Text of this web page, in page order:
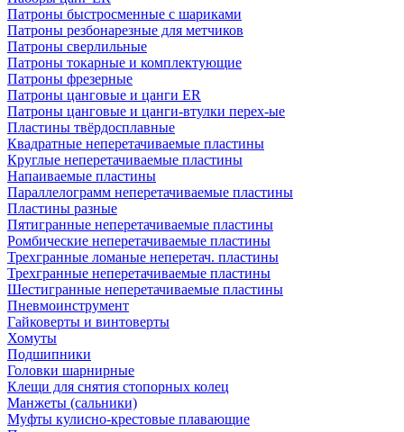
Патроны быстросменные с шариками
Патроны резбонарезные для метчиков
Патроны сверлильные
Патроны токарные и комплектующие
Патроны фрезерные
Патроны цанговые и цанги ER
Патроны цанговые и цанги-втулки перех-ые
Пластины твёрдосплавные
Квадратные неперетачиваемые пластины
Круглые неперетачиваемые пластины
Напаиваемые пластины
Параллелограмм неперетачиваемые пластины
Пластины разные
Пятигранные неперетачиваемые пластины
Ромбические неперетачиваемые пластины
Трехгранные ломаные неперетач. пластины
Трехгранные неперетачиваемые пластины
Шестигранные неперетачиваемые пластины
Пневмоинструмент
Гайковерты и винтоверты
Хомуты
Подшипники
Головки шарнирные
Клещи для снятия стопорных колец
Манжеты (сальники)
Муфты кулисно-крестовые плавающие